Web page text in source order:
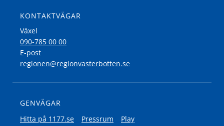
KONTAKTVÄGAR
Växel
090-785 00 00
E-post
regionen@regionvasterbotten.se
GENVÄGAR
Hitta på 1177.se
Pressrum
Play